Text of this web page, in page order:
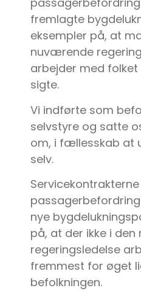
fremlagte
eksempler på, at
nuværende
arbejder med
sigte.
Vi indførte som
selvstyre og satte
om, i fællesskab at
selv.
nye
på, at der ikke i
regeringsledelse
fremmest for øget
befolkningen.